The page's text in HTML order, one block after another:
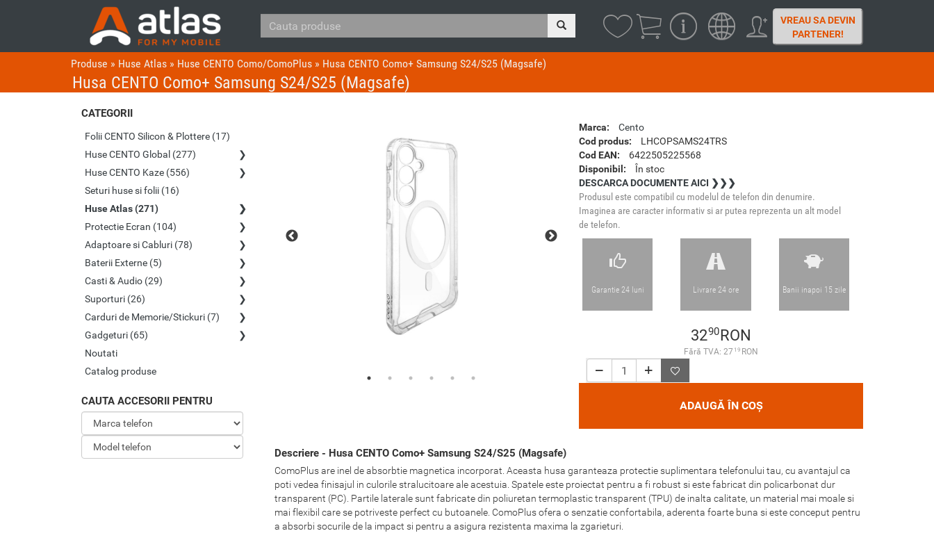
VREAU SA DEVIN
PARTENER!
Produse » Huse Atlas » Huse CENTO Como/ComoPlus » Husa CENTO Como+ Samsung S24/S25 (Magsafe)
Husa CENTO Como+ Samsung S24/S25 (Magsafe)
CATEGORII
Folii CENTO Silicon & Plottere (17)
Huse CENTO Global (277)
Huse CENTO Kaze (556)
Seturi huse si folii (16)
Huse Atlas (271)
Protectie Ecran (104)
Adaptoare si Cabluri (78)
Baterii Externe (5)
Casti & Audio (29)
Suporturi (26)
Carduri de Memorie/Stickuri (7)
Gadgeturi (65)
Noutati
Catalog produse
CAUTA ACCESORII PENTRU
Marca:
Cento
Cod produs:
LHCOPSAMS24TRS
Cod EAN:
6422505225568
Disponibil:
În stoc
DESCARCA DOCUMENTE AICI ❯❯❯
Produsul este compatibil cu modelul de telefon din denumire.
Imaginea are caracter informativ si ar putea reprezenta un alt model
de telefon.
Garantie 24 luni Livrare 24 ore Banii inapoi 15 zile
3290RON
Fără TVA: 27 19 RON
ADAUGĂ ÎN COȘ
Descriere - Husa CENTO Como+ Samsung S24/S25 (Magsafe)
ComoPlus are inel de absorbtie magnetica incorporat. Aceasta husa garanteaza protectie suplimentara telefonului tau, cu avantajul ca
poti vedea finisajul in culorile stralucitoare ale acestuia. Spatele este proiectat pentru a fi robust si este fabricat din policarbonat dur
transparent (PC). Partile laterale sunt fabricate din poliuretan termoplastic transparent (TPU) de inalta calitate, un material mai moale si
mai flexibil care se potriveste perfect cu butoanele. ComoPlus ofera o senzatie confortabila, aderenta foarte buna si este conceput pentru
a absorbi socurile de la impact si pentru a asigura rezistenta maxima la zgarieturi.